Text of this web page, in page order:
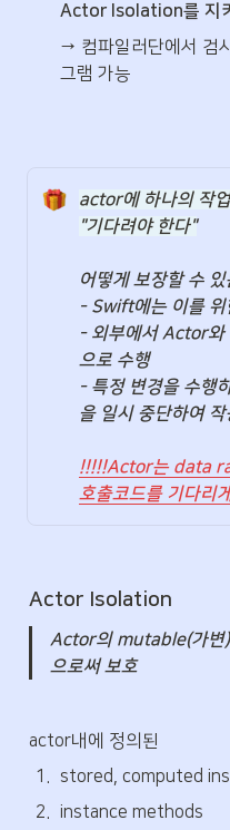
Actor Isolation를 지
→ 컴파일러단에서 검
그램 가능
actor에 하나의 작
"기다려야 한다"
어떻게 보장할 수
- Swift에는 이를 위
- 외부에서 Actor와
으로 수행
- 특정 변경을 수행
을 일시 중단하여 작
!!!!!Actor는 data
호출코드를 기다리
Actor Isolation
Actor의 mutable(가변
으로써 보호
actor내에 정의된
1 . stored, computed
2. instance methods